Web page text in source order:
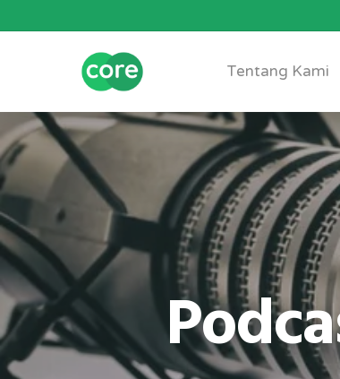
Tentang Kami